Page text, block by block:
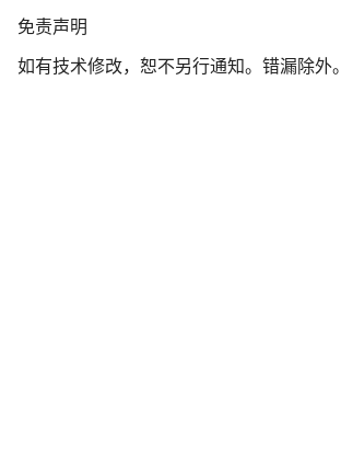
免
声
免责声明
如有技术修改，恕不另行通知。错漏除外。
您需要帮助吗？